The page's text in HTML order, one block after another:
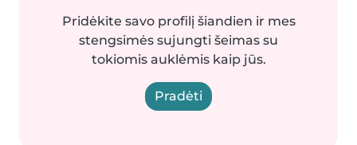
Pridėkite savo profilį šiandien ir mes
stengsimės sujungti šeimas su
tokiomis auklėmis kaip jūs.
Pradėti